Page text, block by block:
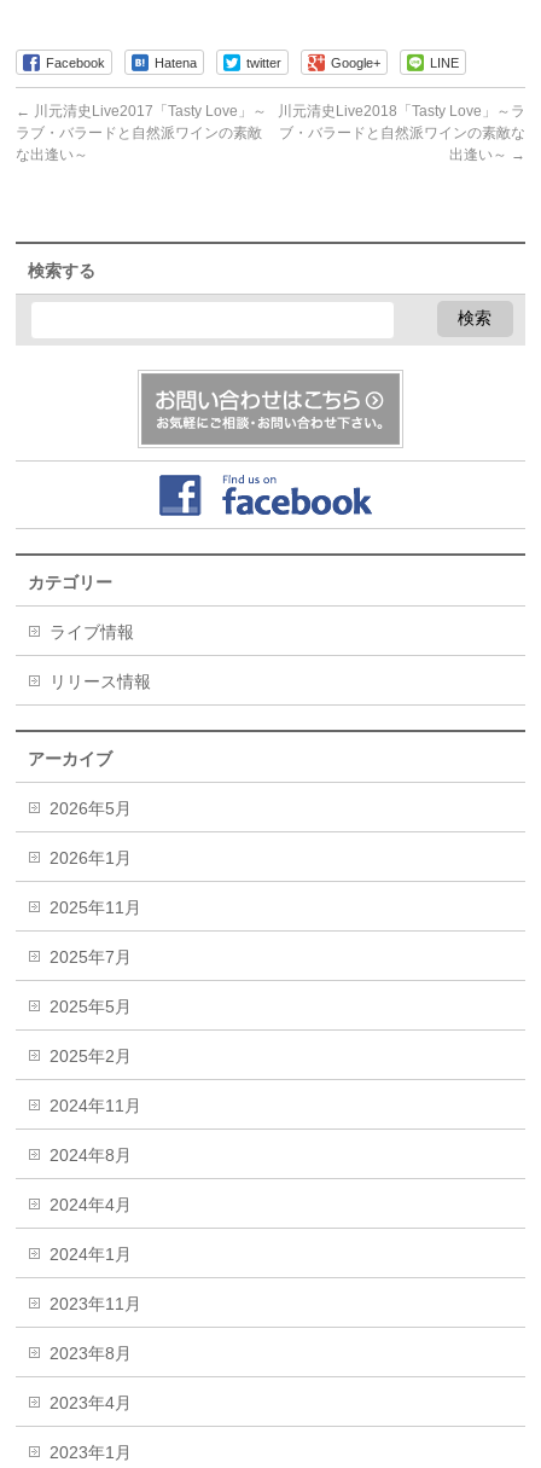
Facebook Hatena twitter Google+ LINE
← 川元清史Live2017「Tasty Love」～
ラブ・バラードと自然派ワインの素敵
な出逢い～
川元清史Live2018「Tasty Love」～ラ
ブ・バラードと自然派ワインの素敵な
出逢い～ →
検索する
カテゴリー
ライブ情報
リリース情報
アーカイブ
2026年5月
2026年1月
2025年11月
2025年7月
2025年5月
2025年2月
2024年11月
2024年8月
2024年4月
2024年1月
2023年11月
2023年8月
2023年4月
2023年1月